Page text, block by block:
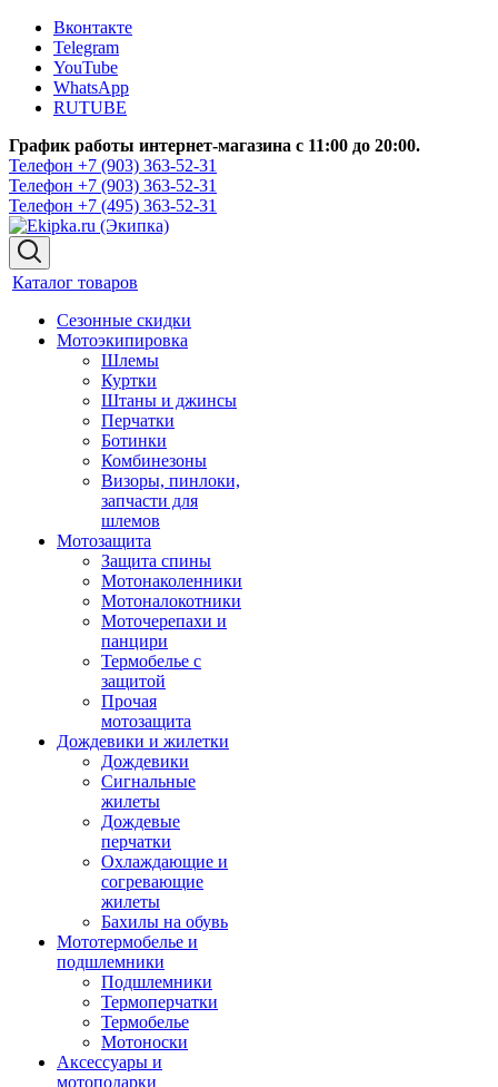
Вконтакте
Telegram
YouTube
WhatsApp
RUTUBE
График работы интернет-магазина с 11:00 до 20:00.
Телефон +7 (903) 363-52-31
Телефон +7 (903) 363-52-31
Телефон +7 (495) 363-52-31
Каталог товаров
Сезонные скидки
Мотоэкипировка
Шлемы
Куртки
Штаны и джинсы
Перчатки
Ботинки
Комбинезоны
Визоры, пинлоки,
запчасти для
шлемов
Мотозащита
Защита спины
Мотонаколенники
Мотоналокотники
Моточерепахи и
панцири
Термобелье с
защитой
Прочая
мотозащита
Дождевики и жилетки
Дождевики
Сигнальные
жилеты
Дождевые
перчатки
Охлаждающие и
согревающие
жилеты
Бахилы на обувь
Мототермобелье и
подшлемники
Подшлемники
Термоперчатки
Термобелье
Мотоноски
Аксессуары и
мотоподарки